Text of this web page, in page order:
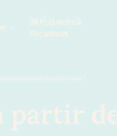
prénoms
🆕 Polluants &
Grossesse
donner un gâteau à un bébé ?
partir